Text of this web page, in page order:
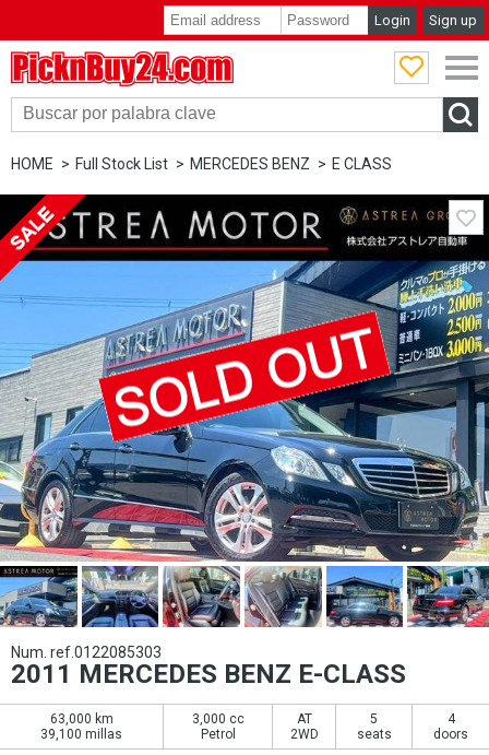
Login Sign up
HOME Full Stock List MERCEDES BENZ E CLASS
Num. ref.0122085303
2011 MERCEDES BENZ E-CLASS
63,000 km
39,100 millas
3,000 cc
Petrol
AT
2WD
5
seats
4
doors